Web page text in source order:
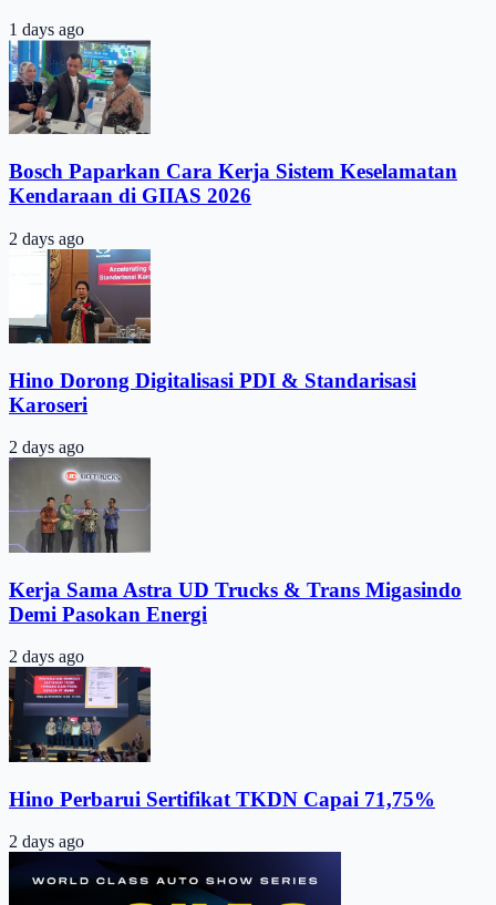
1 days ago
Bosch Paparkan Cara Kerja Sistem Keselamatan
Kendaraan di GIIAS 2026
2 days ago
Hino Dorong Digitalisasi PDI & Standarisasi
Karoseri
2 days ago
Kerja Sama Astra UD Trucks & Trans Migasindo
Demi Pasokan Energi
2 days ago
Hino Perbarui Sertifikat TKDN Capai 71,75%
2 days ago